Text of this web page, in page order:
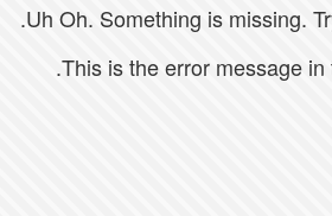
Uh Oh. Something is missing.
This is the error message